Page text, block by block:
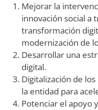
Mejorar la
innovación social a
transformación
modernización de
Desarrollar una
digital.
Digitalización de
la entidad para
Potenciar el apoyo